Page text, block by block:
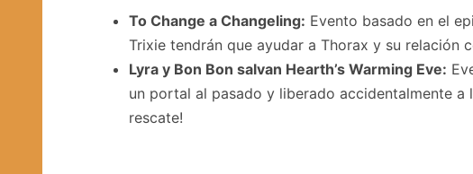
To Change a Changeling: Evento basado en el
Trixie tendrán que ayudar a Thorax y su relación
Lyra y Bon Bon salvan Hearth’s Warming Eve:
un portal al pasado y liberado accidentalmente a
rescate!